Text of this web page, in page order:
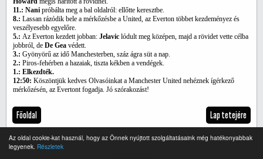
Az oldal cookie-kat használ, hogy az Önnek nyújtott szolgáltatásaink még hatékonyabbak
legyenek. Részletek
11.: Nani próbálta meg a bal oldalról: ellőtte keresztbe.
8.: Lassan rázódik bele a mérkőzésbe a United, az Everton többet kezdeményez és
veszélyesebb egyelőre.
5.: Az Everton kezdett jobban: Jelavic lódult meg középen, majd a rövidet vette célba
jobbról, de De Gea védett.
3.: Gyönyörű az idő Manchesterben, száz ágra süt a nap.
2.: Piros-fehérben a hazaiak, tiszta kékben a vendégek.
1.: Elkezdték.
12:50: Köszöntjük kedves Olvasóinkat a Manchester United nehéznek ígérkező
mérkőzésén, az Evertont fogadja. Jó szórakozást!
Főoldal Lap tetejére